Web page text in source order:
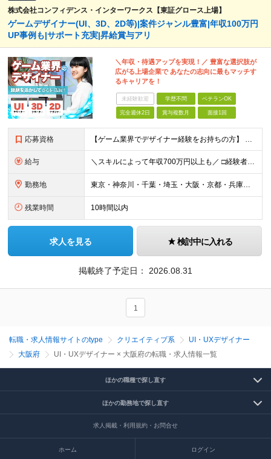
株式会社コンフィデンス・インターワークス【東証グロース上場】
ゲームデザイナー(UI、3D、2D等)|案件ジャンル豊富|年収100万円
UP事例も|サポート充実|昇給賞与アリ
＼年収・待遇アップを実現！／ 豊富な選択肢が
広がる上場企業で あなたの志向に最もマッチす
るキャリアを！
未経験歓迎 学歴不問 ベテランOK
完全週休2日 賞与複数月 面接1回
応募資格 【ゲーム業界でデザイナー経験をお持ちの方】 直近でゲーム業界を経験している方は面接確約。 ※PhotoshopやIllustratorを始めとしたデザインツールが使える方を想定しています。 ※UIデザ
給与 ＼スキルによって年収700万円以上も／ □経験者 月給23万円～70万円+残業代+賞与 □未経験者 月給21万円以上+残業代+賞与 ※経験・スキル・年齢などを考慮の上、当社規定により決定(詳細は
勤務地 東京・神奈川・千葉・埼玉・大阪・京都・兵庫・福岡のプロジェクト先 ※U・Iターン歓迎 ※リモートワーク可能な案件もあり ※勤務地は希望を考慮します！ ↓特に以下のエリアでプロジェクトが多数稼働中↓
残業時間 10時間以内
求人を見る 検討中に入れる
掲載終了予定日： 2026.08.31
1
転職・求人情報サイトのtype クリエイティブ系
UI・UXデザイナー
大阪府
UI・UXデザイナー × 大阪府の転職・求人情報一覧
ほかの職種で探し直す
ほかの勤務地で探し直す
求人掲載・利用規約・お問合せ
ホーム ログイン